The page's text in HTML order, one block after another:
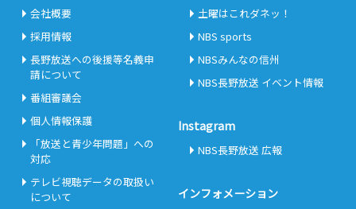
会社概要
採用情報
長野放送への後援等名義申
請について
番組審議会
個人情報保護
「放送と青少年問題」への
対応
テレビ視聴データの取扱い
について
土曜はこれダネッ！
NBS sports
NBSみんなの信州
NBS長野放送 イベント情報
Instagram
NBS長野放送 広報
インフォメーション